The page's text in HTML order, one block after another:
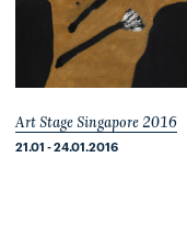
Art Stage Singapore 2016
21.01 - 24.01.2016